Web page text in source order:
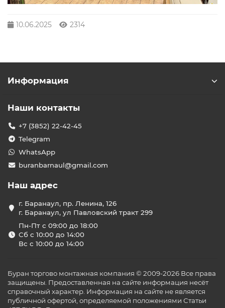
10.06.2025 2314
Информация
Наши контакты
+7 (3852) 22-42-45
Telegram
WhatsApp
buranbarnaul@gmail.com
Наш адрес
г. Баранаул, пр. Ленина, 126
г. Баранаул, ул Павловский тракт 299
Пн-Пт с 09:00 до 18:00
Сб с 10:00 до 14:00
Вс с 10:00 до 14:00
Буран торгово монтажная компания © 2009-2026 Все права
защищены. Предоставленная на сайте информация несёт
справочный характер. Информация на сайте не является
публичной офертой, определяемой положениями Статьи